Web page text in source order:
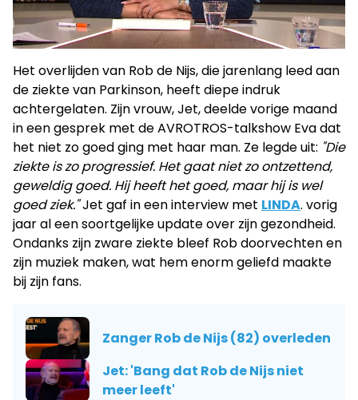
Het overlijden van Rob de Nijs, die jarenlang leed aan
de ziekte van Parkinson, heeft diepe indruk
achtergelaten. Zijn vrouw, Jet, deelde vorige maand
in een gesprek met de AVROTROS-talkshow Eva dat
het niet zo goed ging met haar man. Ze legde uit: "Die
ziekte is zo progressief. Het gaat niet zo ontzettend,
geweldig goed. Hij heeft het goed, maar hij is wel
goed ziek."Jet gaf in een interview met LINDA. vorig
jaar al een soortgelijke update over zijn gezondheid.
Ondanks zijn zware ziekte bleef Rob doorvechten en
zijn muziek maken, wat hem enorm geliefd maakte
bij zijn fans.
Zanger Rob de Nijs (82) overleden
Jet: 'Bang dat Rob de Nijs niet
meer leeft'